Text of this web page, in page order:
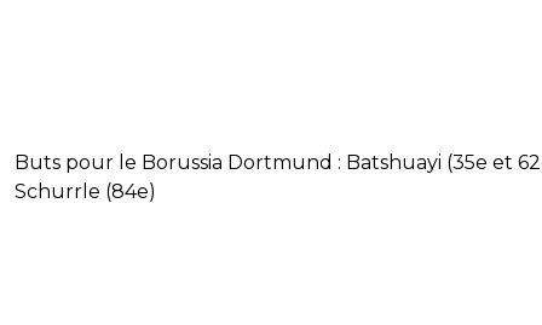
Buts pour le Borussia Dortmund : Batshuayi (35e et
Schurrle (84e)